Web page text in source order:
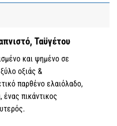
Ταϋγέτου
και ψημένο σε
οξιάς &
παρθένο ελαιόλαδο,
πικάντικος